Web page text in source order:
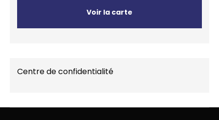
Voir la carte
Centre de confidentialité